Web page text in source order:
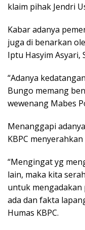
klaim pihak Jendri
Kabar adanya
juga di benarkan
Iptu Hasyim Asyari,
“Adanya
Bungo memang
wewenang Mabes
Menanggapi
KBPC
“Mengingat yg
lain, maka kita
untuk mengadakan
ada dan fakta
Humas KBPC.